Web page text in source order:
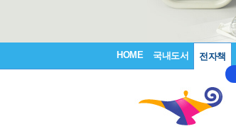
HOME 국내도서 전자책